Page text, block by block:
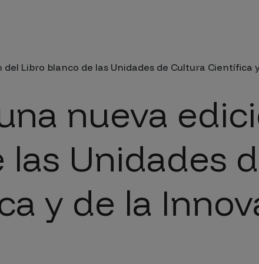
a la navegación
del Libro blanco de las Unidades de Cultura Científica
nueva
Unidades
y de la